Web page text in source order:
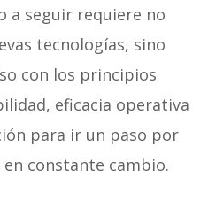
a seguir requiere no
tecnologías, sino
con los principios
eficacia operativa
para ir un paso por
constante cambio.